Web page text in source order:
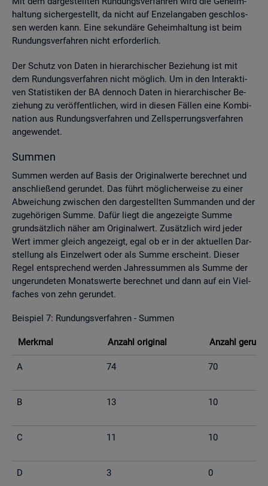
hal­tung si­cher­ge­stellt, da nicht auf En­zel­an­ga­ben ge­schlos­
sen wer­den kann. Eine se­kun­dä­re Ge­heim­hal­tung ist beim
Run­dungs­ver­fah­ren nicht er­for­der­lich.
Der Schutz von Daten in hier­ar­chi­scher Be­zie­hung ist mit
dem Run­dungs­ver­fah­ren nicht mög­lich. Um in den In­ter­ak­ti­
ven Sta­tis­ti­ken der BA den­noch Daten in hier­ar­chi­scher Be­
zie­hung zu ver­öf­fent­li­chen, wird in die­sen Fäl­len eine Kom­bi­
na­ti­on aus Run­dungs­ver­fah­ren und Zell­sper­rungs­ver­fah­ren
an­ge­wen­det.
Sum­men
Sum­men wer­den auf Basis der Ori­gi­nal­wer­te be­rech­net und
an­schlie­ßend ge­run­det. Das führt mög­li­cher­wei­se zu einer
Ab­wei­chung zwi­schen den dar­ge­stell­ten Sum­man­den und der
zu­ge­hö­ri­gen Summe. Dafür liegt die an­ge­zeig­te Summe
grund­sätz­lich näher am Ori­gi­nal­wert. Zu­sätz­lich wird jeder
Wert immer gleich an­ge­zeigt, egal ob er in der ak­tu­el­len Dar­
stel­lung als Ein­zel­wert oder als Summe er­scheint. Die­ser
Regel ent­spre­chend wer­den Jah­res­sum­men als Summe der
un­ge­run­de­ten Mo­nats­wer­te be­rech­net und dann auf ein Viel­
fa­ches von zehn ge­run­det.
Bei­spiel 7: Run­dungs­ver­fah­ren - Sum­men
Merk­mal An­zahl ori­gi­nal An­zahl
A 74 70
B 13 10
C 11 10
D 3 0